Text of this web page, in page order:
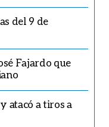
del 9 de
Fajardo que
y atacó a tiros a